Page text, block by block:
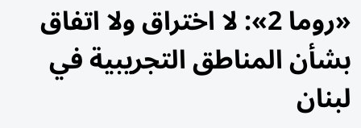
«روما 2»: لا اختراق ولا اتفاق
بشأن المناطق التجريبية في
لبنان